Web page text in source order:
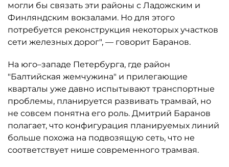
могли бы связать эти районы с Ладожским и
Финляндским вокзалами. Но для этого
потребуется реконструкция некоторых участков
сети железных дорог", — говорит Баранов.
На юго–западе Петербурга, где район
"Балтийская жемчужина" и прилегающие
кварталы уже давно испытывают транспортные
проблемы, планируется развивать трамвай, но
не совсем понятна его роль. Дмитрий Баранов
полагает, что конфигурация планируемых линий
больше похожа на подвозящую сеть, что не
соответствует нише современного трамвая.